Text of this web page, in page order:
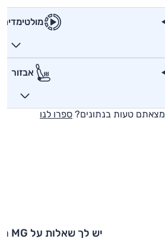
מולטימדיה
אבזור
מצאתם טעות בנתונים? ספרו לנו
יש לך שאלות על MG מארוול R?